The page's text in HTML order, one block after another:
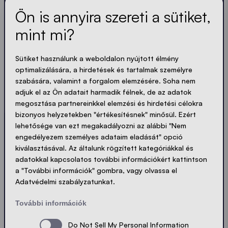
A legfrissebb hírek.
Mindig naprakész. Nincs spam! Rövid, ropogós és
tömör. Akárcsak a sátraink.
ADATVÉDELEM ELFOGADÁSA
LOADING - LOADING - LOADING - LOADING -
Ön is annyira szereti a sütiket,
mint mi?
Sütiket használunk a weboldalon nyújtott élmény
optimalizálására, a hirdetések és tartalmak személyre
szabására, valamint a forgalom elemzésére. Soha nem
adjuk el az Ön adatait harmadik félnek, de az adatok
megosztása partnereinkkel elemzési és hirdetési célokra
bizonyos helyzetekben "értékesítésnek" minősül. Ezért
lehetősége van ezt megakadályozni az alábbi "Nem
engedélyezem személyes adataim eladását" opció
kiválasztásával. Az általunk rögzített kategóriákkal és
adatokkal kapcsolatos további információkért kattintson
a "További információk" gombra, vagy olvassa el
Adatvédelmi szabályzatunkat.
További információk
Do Not Sell My Personal Information